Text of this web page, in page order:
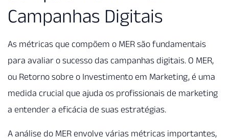
Campanhas Digitais
As métricas que compõem o MER são fundamentais
para avaliar o sucesso das campanhas digitais. O MER,
ou Retorno sobre o Investimento em Marketing, é uma
medida crucial que ajuda os profissionais de marketing
a entender a eficácia de suas estratégias.
A análise do MER envolve várias métricas importantes,